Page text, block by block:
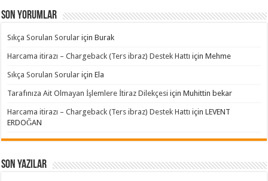
Son yorumlar
Sıkça Sorulan Sorular içinBurak
Harcama itirazı – Chargeback (Ters ibraz) Destek Hattı içinMehme
Sıkça Sorulan Sorular içinEla
Tarafınıza Ait Olmayan İşlemlere İtiraz Dilekçesi içinMuhittin bekar
Harcama itirazı – Chargeback (Ters ibraz) Destek Hattı içinLEVENT
ERDOĞAN
Son Yazılar